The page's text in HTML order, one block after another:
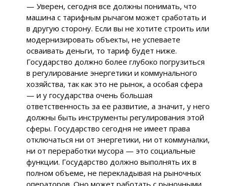
— Уверен, сегодня все должны понимать, что
машина с тарифным рычагом может сработать и
в другую сторону. Если вы не хотите строить или
модернизировать объекты, не успеваете
осваивать деньги, то тариф будет ниже.
Государство должно более глубоко погрузиться
в регулирование энергетики и коммунального
хозяйства, так как это не рынок, а особая сфера
— и у государства очень большая
ответственность за ее развитие, а значит, у него
должны быть инструменты регулирования этой
сферы. Государство сегодня не имеет права
отключаться ни от энергетики, ни от коммуналки,
ни от переработки мусора — это социальные
функции. Государство должно выполнять их в
полном объеме, не перекладывая на рыночных
операторов. Оно может работать с рыночными